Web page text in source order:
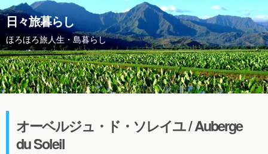
日々旅暮らし
ほろほろ旅人生・島暮らし
オーベルジュ・ド・ソレイユ / Auberge
du Soleil